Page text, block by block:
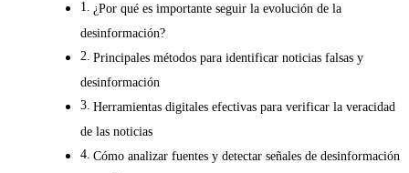
¿Por qué es importante seguir la evolución de la
desinformación?
Principales métodos para identificar noticias falsas y
desinformación
Herramientas digitales efectivas para verificar la veracidad
de las noticias
Cómo analizar fuentes y detectar señales de desinformación